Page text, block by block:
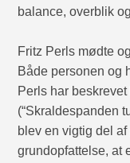
balance, overblik
Fritz Perls mødte
Både personen og
Perls har
(“Skraldespanden
blev en vigtig del
grundopfattelse, at